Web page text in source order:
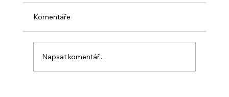
Komentáře
Napsat komentář...